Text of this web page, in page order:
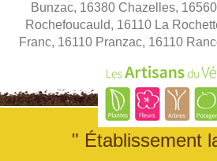
Bunzac, 16380 Chazelles,
Rochefoucauld, 16110 La
Franc, 16110 Pranzac, 16110
" Établissement